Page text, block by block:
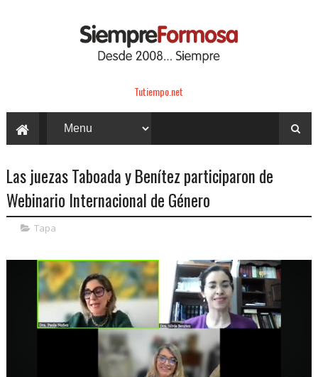
Tutiempo.net
Las juezas Taboada y Benítez participaron de
Webinario Internacional de Género
Tapa